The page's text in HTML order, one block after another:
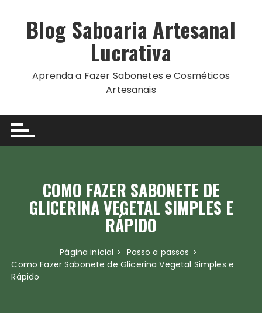
Blog Saboaria Artesanal
Lucrativa
Aprenda a Fazer Sabonetes e Cosméticos
Artesanais
COMO FAZER SABONETE DE
GLICERINA VEGETAL SIMPLES E
RÁPIDO
Página inicial
Passo a passos
Como Fazer Sabonete de Glicerina Vegetal Simples e
Rápido